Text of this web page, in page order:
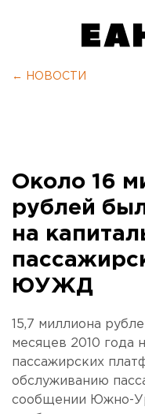
← НОВОСТИ
Около 16
рублей
на
ЮУЖД
15,7 миллиона
месяцев 2010 года
пассажирских
обслуживанию
сообщении Южно-